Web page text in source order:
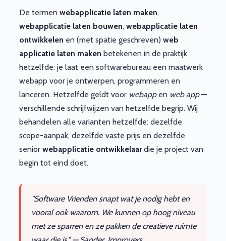
De termen webapplicatie laten maken,
webapplicatie laten bouwen, webapplicatie laten
ontwikkelen en (met spatie geschreven) web
applicatie laten maken betekenen in de praktijk
hetzelfde: je laat een softwarebureau een maatwerk
webapp voor je ontwerpen, programmeren en
lanceren. Hetzelfde geldt voor webappen web app—
verschillende schrijfwijzen van hetzelfde begrip. Wij
behandelen alle varianten hetzelfde: dezelfde
scope-aanpak, dezelfde vaste prijs en dezelfde
senior webapplicatie ontwikkelaardie je project van
begin tot eind doet.
"Software Vrienden snapt wat je nodig hebt en
vooral ook waarom. We kunnen op hoog niveau
met ze sparren en ze pakken de creatieve ruimte